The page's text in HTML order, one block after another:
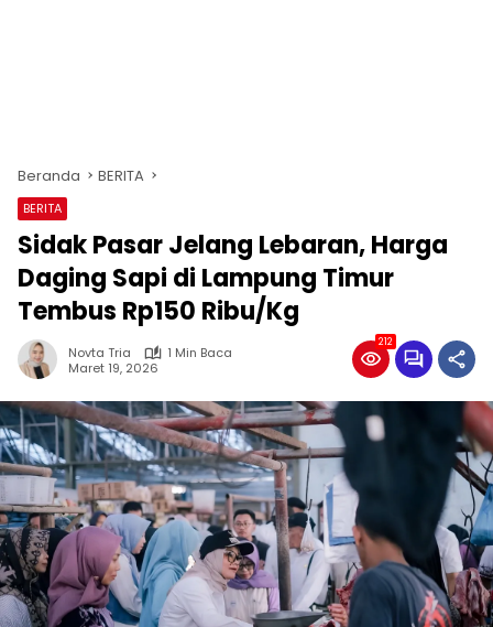
Beranda BERITA
BERITA
Sidak Pasar Jelang Lebaran, Harga
Daging Sapi di Lampung Timur
Tembus Rp150 Ribu/Kg
Novta Tria
1 Min Baca
Maret 19, 2026
212